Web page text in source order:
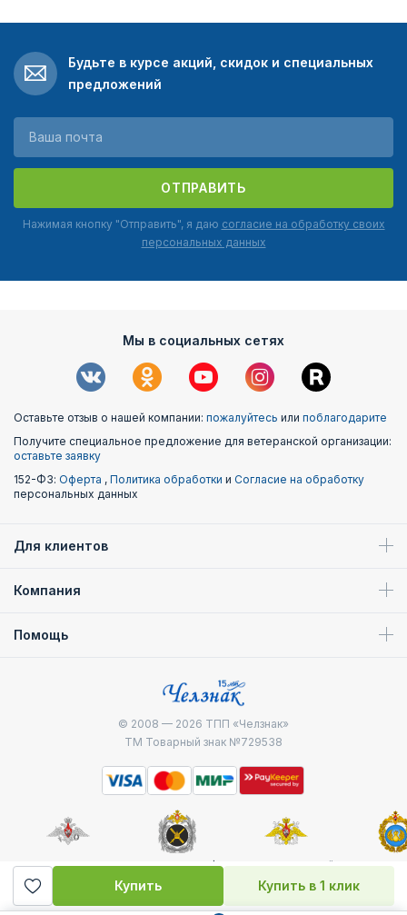
Купить Купить в 1 клик
Будьте в курсе акций, скидок и специальных
предложений
ОТПРАВИТЬ
Нажимая кнопку "Отправить", я даю согласие на обработку своих
персональных данных
Мы в социальных сетях
Оставьте отзыв о нашей компании: пожалуйтесь или поблагодарите
Получите специальное предложение для ветеранской организации:
оставьте заявку
152-ФЗ: Оферта , Политика обработки и Согласие на обработку
персональных данных
Для клиентов
Компания
Помощь
© 2008 — 2026 ТПП «Челзнак»
ТМ Товарный знак №729538
Министерство
Генштаб ВС РФ
Военно-морской
флот
десантные